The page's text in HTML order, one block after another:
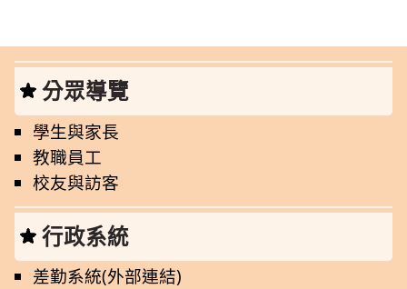
分眾導覽
學生與家長
教職員工
校友與訪客
行政系統
差勤系統(外部連結)